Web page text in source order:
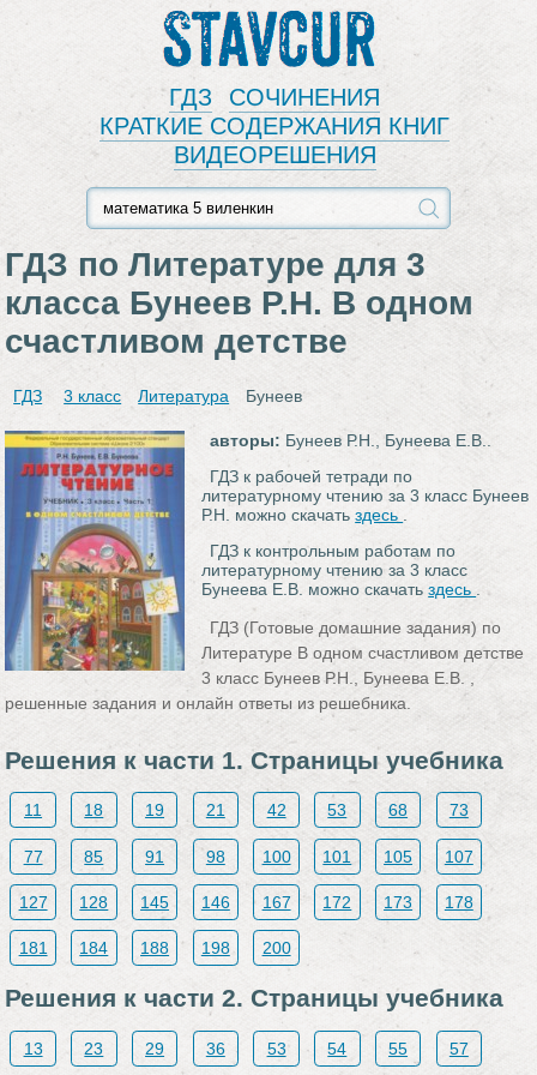
Stavcur
ГДЗ
СОЧИНЕНИЯ
КРАТКИЕ СОДЕРЖАНИЯ КНИГ
ВИДЕОРЕШЕНИЯ
ГДЗ по Литературе для 3
класса Бунеев Р.Н. В одном
счастливом детстве
ГДЗ 3 класс Литература Бунеев
авторы: Бунеев Р.Н., Бунеева Е.В..
ГДЗ к рабочей тетради по
литературному чтению за 3 класс Бунеев
Р.Н. можно скачатьздесь
ГДЗ к контрольным работам по
литературному чтению за 3 класс
Бунеева Е.В. можно скачатьздесь
ГДЗ (Готовые домашние задания) по
Литературе В одном счастливом детстве
3 класс Бунеев Р.Н., Бунеева Е.В. ,
решенные задания и онлайн ответы из решебника.
Решения к части 1. Страницы учебника
11 18 19 21 42 53 68 73
77 85 91 98 100 101 105 107
127 128 145 146 167 172 173 178
181 184 188 198 200
Решения к части 2. Страницы учебника
13 23 29 36 53 54 55 57